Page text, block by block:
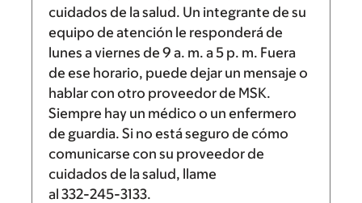
cuidados de la salud. Un integrante de su
equipo de atención le responderá de
lunes a viernes de 9 a. m. a5 p. m. Fuera
de ese horario, puede dejar un mensaje o
hablar con otro proveedor de MSK.
Siempre hay un médico o un enfermero
de guardia. Si no está seguro de cómo
comunicarse con su proveedor de
cuidados de la salud, llame
al 332-245-3133.